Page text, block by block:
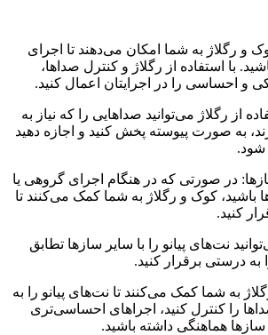
و رگلاژ به شما امکان می‌دهند تا اجرای
با استفاده از رگلاژ و کنترل صداها،
و احساسی را در اجرایتان اعمال کنید.
از رگلاژ می‌توانید صداهایی را که نیاز به
به صورت پیوسته پخش کنید و اجازه دهید
شود.
در صورتی که در هنگام اجرای گروهی یا
باشید، کوک و رگلاژ به شما کمک می‌کنند تا
کنید.
نت‌های پیانو را با سایر سازها تطابق
به درستی برقرار کنید.
به شما کمک می‌کنند تا نت‌های پیانو را به
را کنترل کنید، اجراهای احساسی‌تری
سازها هماهنگی داشته باشید.